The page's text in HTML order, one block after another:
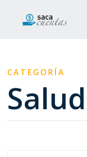
CATEGORÍA
Salud